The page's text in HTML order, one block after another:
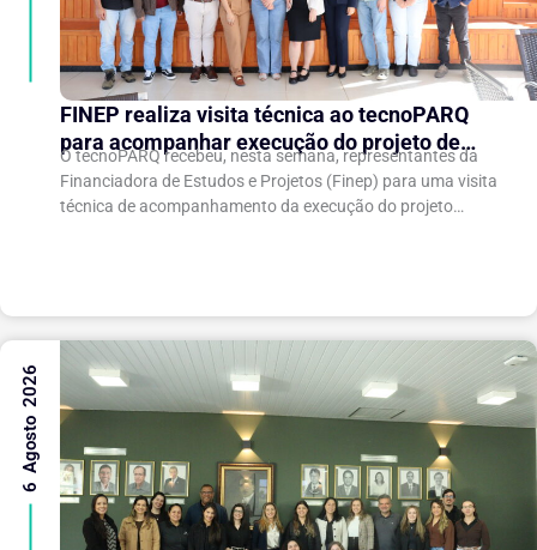
FINEP realiza visita técnica ao tecnoPARQ
para acompanhar execução do projeto de
expansão do Parque Tecnológico
O tecnoPARQ recebeu, nesta semana, representantes da
Financiadora de Estudos e Projetos (Finep) para uma visita
técnica de acompanhamento da execução do projeto
6 Agosto 2026